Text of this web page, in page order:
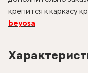
крепится к каркасу
beyosa